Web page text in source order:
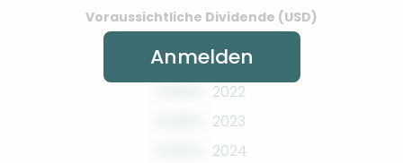
Voraussichtliche Dividende (USD)
2022
2023
2024
Anmelden